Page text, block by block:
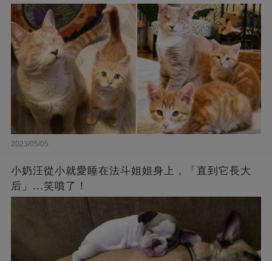
2023/05/05
小奶汪從小就愛睡在法斗姐姐身上，「直到它長大
后」...笑噴了！